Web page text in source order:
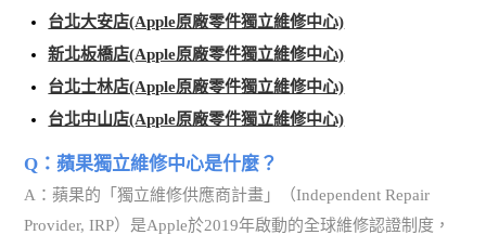
台北大安店(Apple原廠零件獨立維修中心)
新北板橋店(Apple原廠零件獨立維修中心)
台北士林店(Apple原廠零件獨立維修中心)
台北中山店(Apple原廠零件獨立維修中心)
Q：蘋果獨立維修中心是什麼？
A：蘋果的「獨立維修供應商計畫」（Independent Repair
Provider, IRP）是Apple於2019年啟動的全球維修認證制度，